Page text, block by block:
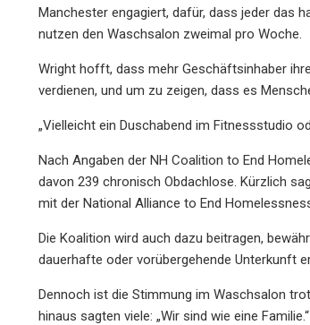
Manchester engagiert, dafür, dass jeder das
nutzen den Waschsalon zweimal pro Woche.
Wright hofft, dass mehr Geschäftsinhaber
verdienen, und um zu zeigen, dass es
„Vielleicht ein Duschabend im Fitnessstudio
Nach Angaben der NH Coalition to End
davon 239 chronisch Obdachlose. Kürzlich
mit der National Alliance to End
Die Koalition wird auch dazu beitragen,
dauerhafte oder vorübergehende Unterkunft
Dennoch ist die Stimmung im Waschsalon
hinaus sagten viele: „Wir sind wie eine Familie.“